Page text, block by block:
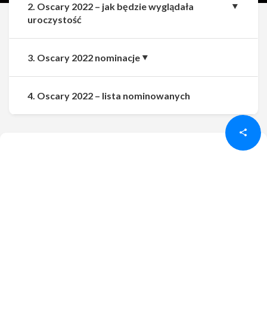
Udostępnij Udostępnij
2. Oscary 2022 – jak będzie wyglądała
uroczystość
3. Oscary 2022 nominacje
4. Oscary 2022 – lista nominowanych